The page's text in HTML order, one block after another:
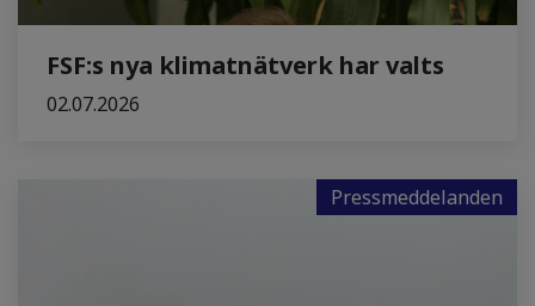
FSF:s nya klimatnätverk har valts
02.07.2026
Pressmeddelanden